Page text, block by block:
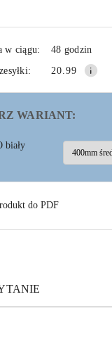
w ciągu:
48 godzin
20.99
WARIANT:
biały
do PDF